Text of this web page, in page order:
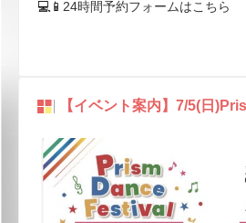
💻📱 24時間予約フォームはこちら
【イベント案内】7/5(日